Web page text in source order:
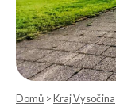
Domů >Kraj Vysočina